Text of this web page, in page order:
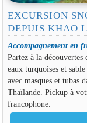
EXCURSION
DEPUIS KHAO
Accompagnement en
Partez à la découvertes
eaux turquoises et
avec masques et tubas
Thaïlande. Pickup à
francophone.